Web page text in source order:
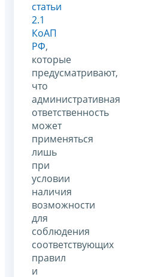
статьи
2.1
КоАП
РФ,
которые
предусматривают,
что
административная
ответственность
может
применяться
лишь
при
условии
наличия
возможности
для
соблюдения
соответствующих
правил
и